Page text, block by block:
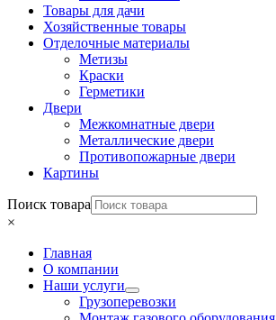
Товары для дачи
Хозяйственные товары
Отделочные материалы
Метизы
Краски
Герметики
Двери
Межкомнатные двери
Металлические двери
Противопожарные двери
Картины
Поиск товара
×
Главная
О компании
Наши услуги
Грузоперевозки